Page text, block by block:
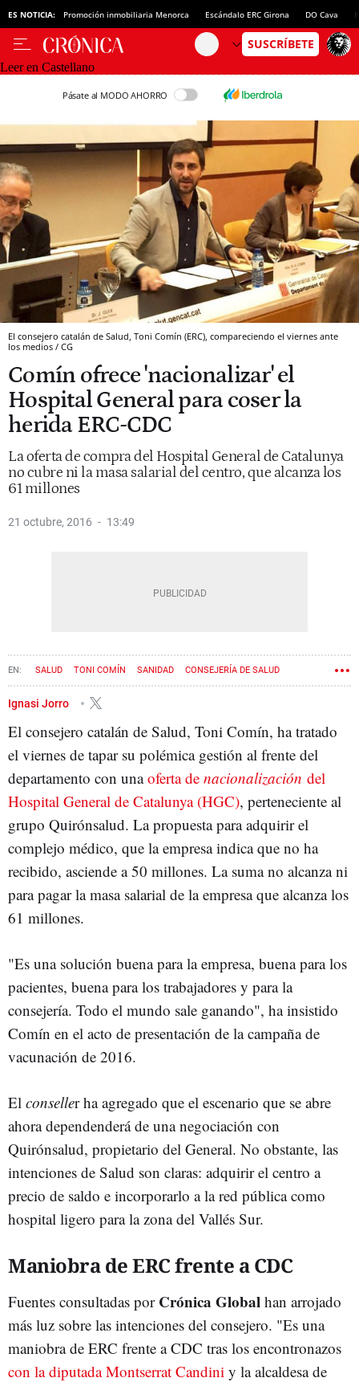
ES NOTICIA: Promoción inmobiliaria Menorca Escándalo ERC Girona DO Cava
Leer en Castellano
Pásate al MODO AHORRO
El consejero catalán de Salud, Toni Comín (ERC), compareciendo el viernes ante
los medios / CG
Comín ofrece 'nacionalizar' el
Hospital General para coser la
herida ERC-CDC
La oferta de compra del Hospital General de Catalunya
no cubre ni la masa salarial del centro, que alcanza los
61 millones
21 octubre, 2016 13:49
SALUD TONI COMÍN SANIDAD CONSEJERÍA DE SALUD
Ignasi Jorro
El consejero catalán de Salud, Toni Comín, ha tratado
el viernes de tapar su polémica gestión al frente del
departamento con unaoferta de nacionalización del
Hospital General de Catalunya (HGC), perteneciente al
grupo Quirónsalud. La propuesta para adquirir el
complejo médico, que la empresa indica que no ha
recibido, asciende a 50 millones. La suma no alcanza ni
para pagar la masa salarial de la empresa que alcanza los
61 millones.
"Es una solución buena para la empresa, buena para los
pacientes, buena para los trabajadores y para la
consejería. Todo el mundo sale ganando", ha insistido
Comín en el acto de presentación de la campaña de
vacunación de 2016.
El conseller ha agregado que el escenario que se abre
ahora dependenderá de una negociación con
Quirónsalud, propietario del General. No obstante, las
intenciones de Salud son claras: adquirir el centro a
precio de saldo e incorporarlo a la red pública como
hospital ligero para la zona del Vallés Sur.
Maniobra de ERC frente a CDC
Fuentes consultadas por Crónica Global han arrojado
más luz sobre las intenciones del consejero. "Es una
maniobra de ERC frente a CDC tras los encontronazos
con la diputada Montserrat Candini y la alcaldesa de